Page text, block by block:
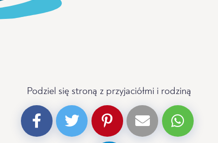
Podziel się stroną z przyjaciółmi i rodziną